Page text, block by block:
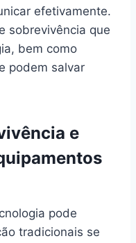
efetivamente.
sobrevivência que
bem como
podem salvar
e
pode
tradicionais se